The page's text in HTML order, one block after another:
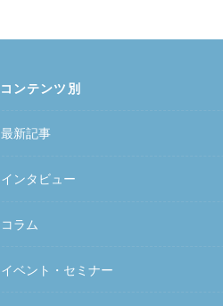
コンテンツ別
最新記事
インタビュー
コラム
イベント・セミナー